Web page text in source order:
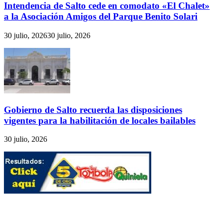
Intendencia de Salto cede en comodato «El Chalet»
a la Asociación Amigos del Parque Benito Solari
30 julio, 202630 julio, 2026
Gobierno de Salto recuerda las disposiciones
vigentes para la habilitación de locales bailables
30 julio, 2026